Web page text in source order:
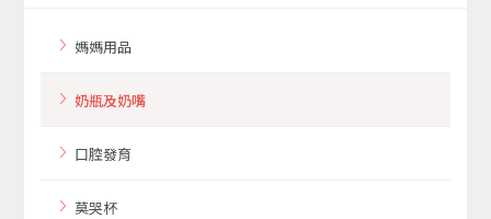
媽媽用品
奶瓶及奶嘴
口腔發育
莫哭杯